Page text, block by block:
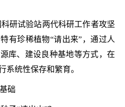
研试验站两代科研工作者攻坚
有珍稀植物“请出来”，通过人
库、建设良种基地等方式，在
系统性保存和繁育。
础